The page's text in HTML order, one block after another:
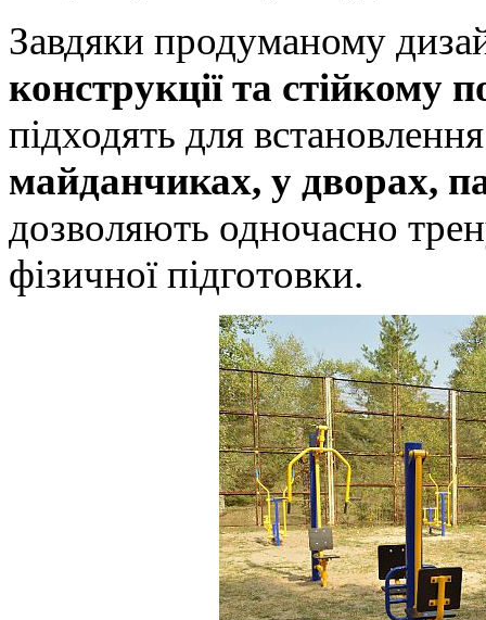
Завдяки продуманому
конструкції та стійкому
підходять для
майданчиках, у дворах,
дозволяють одночасно
фізичної підготовки.